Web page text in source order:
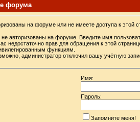
форума
на форуме или не имеете доступа к этой
авторизованы на форуме. Введите имя
недостаточно прав для обращения к этой
функциям.
администратор отключил вашу учётную
Имя:
Пароль:
Запомните меня!